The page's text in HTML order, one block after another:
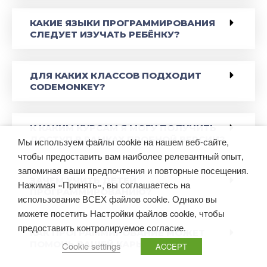
КАКИЕ ЯЗЫКИ ПРОГРАММИРОВАНИЯ
СЛЕДУЕТ ИЗУЧАТЬ РЕБЁНКУ?
ДЛЯ КАКИХ КЛАССОВ ПОДХОДИТ
CODEMONKEY?
К КАКИМ КУРСАМ Я МОГУ ПОЛУЧИТЬ
ДОСТУП В РАМКАХ ПРОБНОЙ ВЕРСИИ?
ЗАЧЕМ УЧИТЬ ДЕТЕЙ
ПРОГРАММИРОВАНИЮ?
КАК ПРОГРАММИРОВАНИЕ МОЖЕТ
ПОМОЧЬ ВАШЕЙ КАРЬЕРЕ?
Мы используем файлы cookie на нашем веб-сайте,
чтобы предоставить вам наиболее релевантный опыт,
запоминая ваши предпочтения и повторные посещения.
Нажимая «Принять», вы соглашаетесь на
использование ВСЕХ файлов cookie. Однако вы
можете посетить Настройки файлов cookie, чтобы
предоставить контролируемое согласие.
Cookie settings
ACCEPT